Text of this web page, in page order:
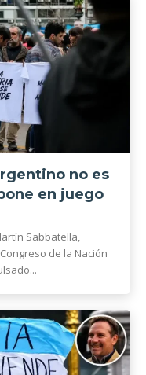
no es
en juego
Sabbatella,
de la Nación